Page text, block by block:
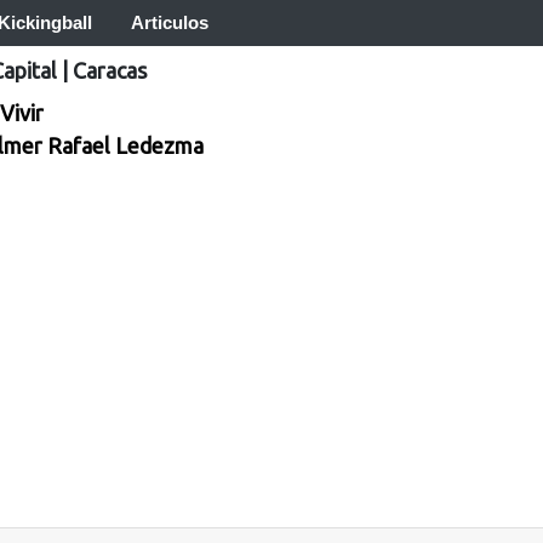
Articulos
Caracas
Rafael Ledezma